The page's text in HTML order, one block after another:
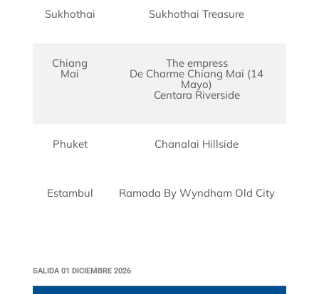
Sukhothai Sukhothai Treasure
Chiang
Mai
The empress
De Charme Chiang Mai (14
Mayo)
Centara Riverside
Phuket Chanalai Hillside
Estambul Ramada By Wyndham Old City
SALIDA 01 DICIEMBRE 2026